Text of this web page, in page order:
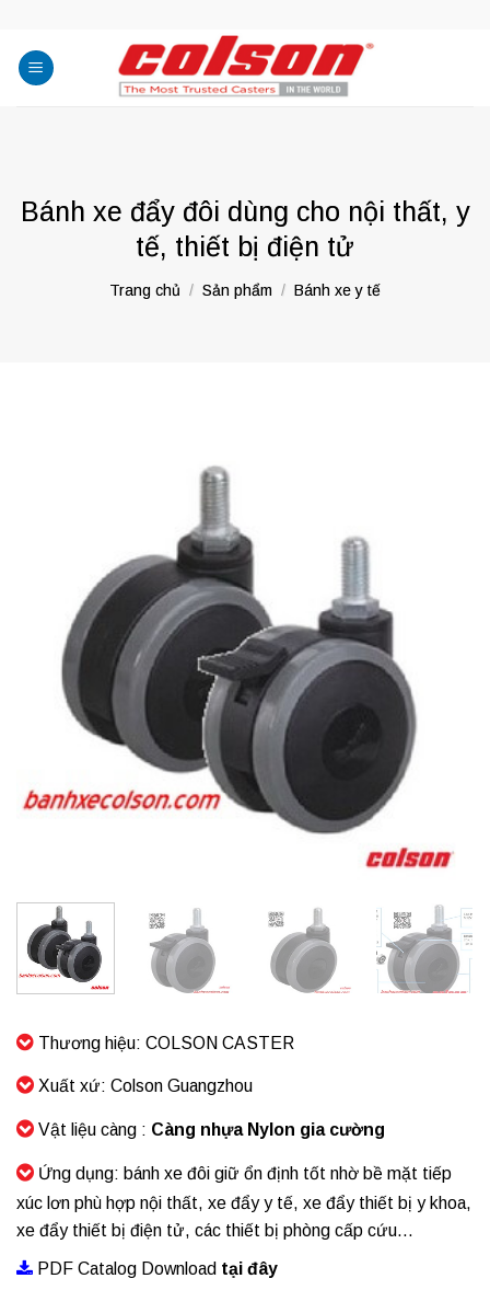
content
Bánh xe đẩy đôi dùng cho nội thất, y
tế, thiết bị điện tử
Trang chủ / Sản phẩm / Bánh xe y tế
Thương hiệu: COLSON CASTER
Xuất xứ: Colson Guangzhou
Vật liệu càng : Càng nhựa Nylon gia cường
Ứng dụng: bánh xe đôi giữ ổn định tốt nhờ bề mặt tiếp
xúc lơn phù hợp nội thất, xe đẩy y tế, xe đẩy thiết bị y khoa,
xe đẩy thiết bị điện tử, các thiết bị phòng cấp cứu…
PDF Catalog Download tại đây